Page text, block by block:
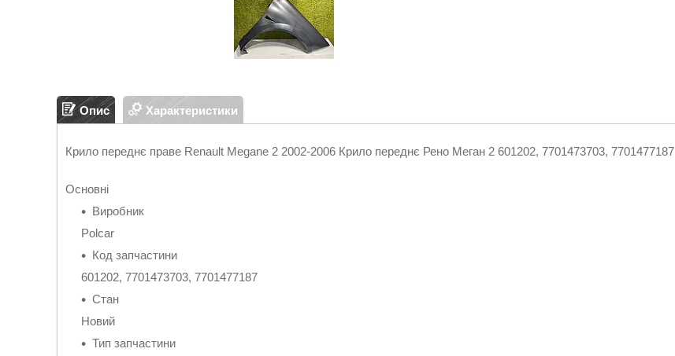
Опис Характеристики
Крило переднє праве Renault Megane 2 2002-2006 Крило переднє Рено Меган 2 601202, 7701473703, 7701477187
Основні
Виробник
Polcar
Код запчастини
601202, 7701473703, 7701477187
Стан
Новий
Тип запчастини